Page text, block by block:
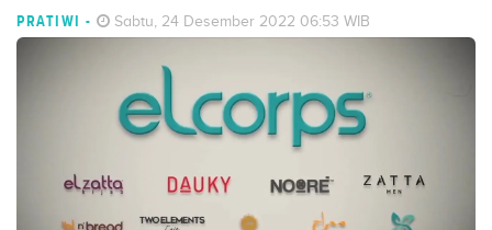
PRATIWI - Sabtu, 24 Desember 2022 06:53 WIB